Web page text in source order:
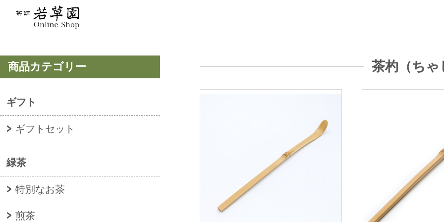
商品カテゴリー
ギフト
ギフトセット
緑茶
特別なお茶
煎茶
茶杓（ちゃ